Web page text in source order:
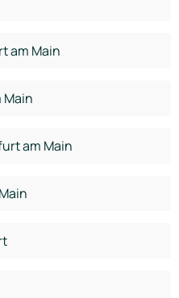
am Main
Main
am Main